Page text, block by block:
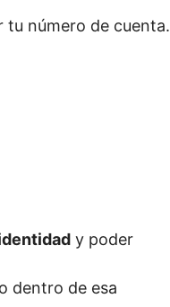
número de cuenta.
y poder
dentro de esa